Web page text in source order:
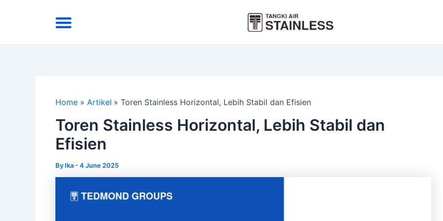
Menu
Home Artikel Toren Stainless Horizontal, Lebih Stabil dan Efisien
Toren Stainless Horizontal, Lebih Stabil dan
Efisien
By Ika-4 June 2025